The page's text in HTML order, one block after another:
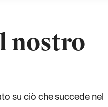
nostro
su ciò che succede nel